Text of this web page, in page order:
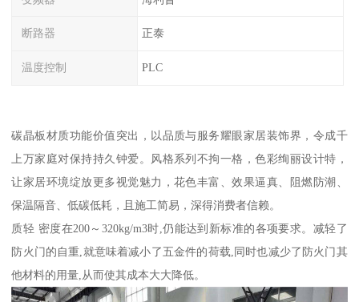
断路器 正泰
温度控制 PLC
碳晶板材质功能价值突出，以品质与服务耀眼家居装饰界，令成千
上万家庭对保持持久钟爱。风格系列不拘一格，色彩绚丽设计特，
让家居环境绽放更多视觉魅力，花色丰富、效果逼真、阻燃防潮、
保温隔音、低碳低耗，且施工简易，深得消费者信赖。
质轻 密度在200～320kg/m3时,仍能达到新标准的各项要求。减轻了
防火门的自重,就意味着减小了五金件的荷载,同时也减少了防火门其
他材料的用量,从而使其成本大大降低。